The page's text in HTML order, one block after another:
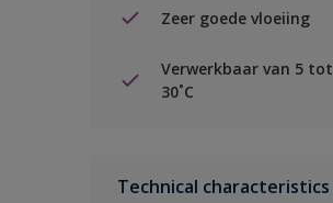
Zeer goede vloeiing
Verwerkbaar van 5 tot
30˚C
Technical characteristics